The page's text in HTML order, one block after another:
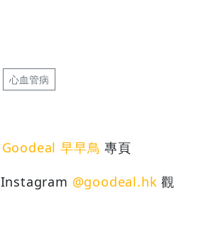
心血管病
Goodeal 早早鳥 專頁
Instagram @goodeal.hk 觀